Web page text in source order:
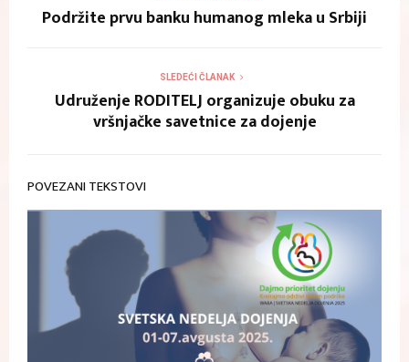
Podržite prvu banku humanog mleka u Srbiji
SLEDEĆI ČLANAK
Udruženje RODITELJ organizuje obuku za
vršnjačke savetnice za dojenje
POVEZANI TEKSTOVI